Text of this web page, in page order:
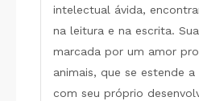
intelectual ávida,
na leitura e na escrita.
marcada por um amor
animais, que se estende
com seu próprio